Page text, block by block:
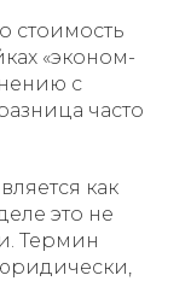
стоимость
«эконом-
с
часто
как
это не
Термин